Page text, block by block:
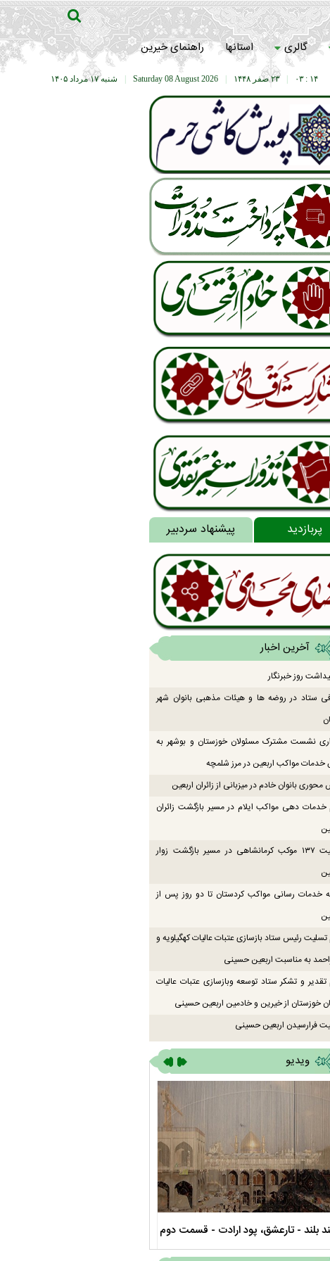
گالری استانها راهنمای خیرین
شنبه ۱۷ مرداد ۱۴۰۵ Saturday 08 August 2026 ۲۳ صفر ۱۴۴۸ ۱۴ : ۰۳
پربازدید پیشنهاد سردبیر
آخرین اخبار
روز خبرنگار
ستاد در روضه ها و هیئات مذهبی بانوان شهر
نشست مشترک مسئولان خوزستان و بوشهر به
خدمات مواکب اربعین در مرز شلمچه
بانوان خادم در میزبانی از زائران اربعین
خدمات دهی مواکب ایلام در مسیر بازگشت زائران
فعالیت ۱۳۷ موکب کرمانشاهی در مسیر بازگشت زوار
خدمات رسانی مواکب کردستان تا دو روز پس از
تسلیت رئیس ستاد بازسازی عتبات عالیات کهگیلویه و
به مناسبت اربعین حسینی
تقدیر و تشکر ستاد توسعه وبازسازی عتبات عالیات
خوزستان از خیرین و خادمین اربعین حسینی
فرارسیدن اربعین حسینی
ویدیو
بلند - تارعشق، پود ارادت - قسمت دوم